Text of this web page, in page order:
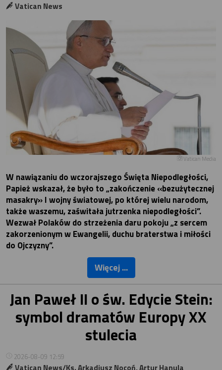
Vatican News
Vatican Media
W nawiązaniu do wczorajszego Święta Niepodległości,
Papież wskazał, że było to „zakończenie «bezużytecznej
masakry» I wojny światowej, po której wielu narodom,
także waszemu, zaświtała jutrzenka niepodległości”.
Wezwał Polaków do strzeżenia daru pokoju „z sercem
zakorzenionym w Ewangelii, duchu braterstwa i miłości
do Ojczyzny”.
Więcej ...
Jan Paweł II o św. Edycie Stein:
symbol dramatów Europy XX
stulecia
2026-08-09 12:59